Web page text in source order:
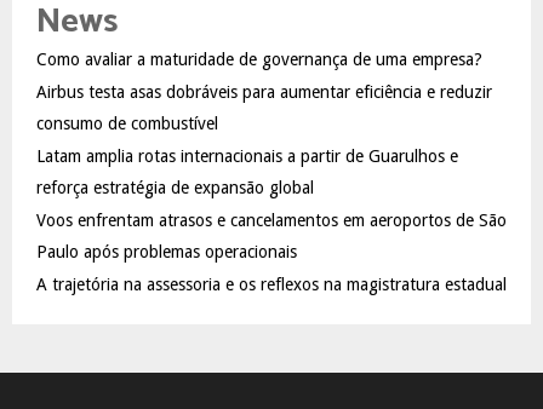
h
o
r
:
R
News
Como avaliar a maturidade de governança de uma empresa?
Airbus testa asas dobráveis para aumentar eficiência e reduzir
consumo de combustível
Latam amplia rotas internacionais a partir de Guarulhos e
reforça estratégia de expansão global
Voos enfrentam atrasos e cancelamentos em aeroportos de São
Paulo após problemas operacionais
A trajetória na assessoria e os reflexos na magistratura estadual